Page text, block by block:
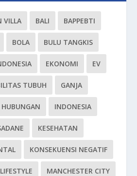
VILLA BALI BAPPEBTI
BOLA BULU TANGKIS
EKONOMI EV
TUBUH GANJA
HUBUNGAN INDONESIA
KESEHATAN
KONSEKUENSI NEGATIF
LIFESTYLE MANCHESTER CITY